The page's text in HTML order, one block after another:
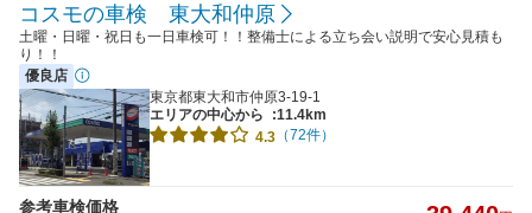
コスモの車検 東大和仲原
土曜・日曜・祝日も一日車検可！！整備士による立ち会い説明で安心見積も
り！！
優良店
東京都東大和市仲原3-19-1
エリアの中心から
:11.4km
4.3 （72件）
参考車検価格